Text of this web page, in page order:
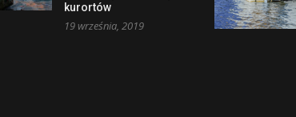
kurortów
19 września, 2019